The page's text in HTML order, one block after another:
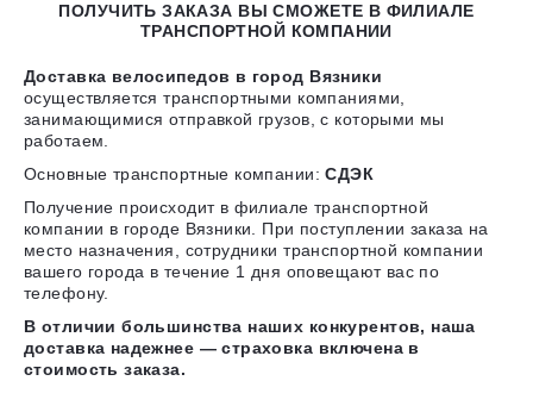
ПОЛУЧИТЬ ЗАКАЗА ВЫ СМОЖЕТЕ В ФИЛИАЛЕ
ТРАНСПОРТНОЙ КОМПАНИИ
Доставка велосипедов в город Вязники
осуществляется транспортными компаниями,
занимающимися отправкой грузов, с которыми мы
работаем.
Основные транспортные компании:СДЭК
Получение происходит в филиале транспортной
компании в городе Вязники. При поступлении заказа на
место назначения, сотрудники транспортной компании
вашего города в течение 1 дня оповещают вас по
телефону.
В отличии большинства наших конкурентов, наша
доставка надежнее — страховка включена в
стоимость заказа.